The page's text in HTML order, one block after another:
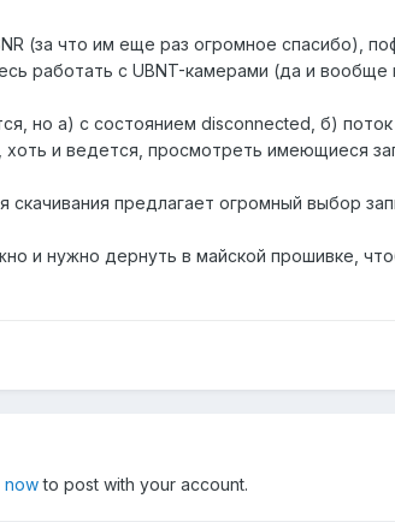
(за что им еще раз огромное спасибо),
работать с UBNT-камерами (да и
но а) с состоянием disconnected, б)
хоть и ведется, просмотреть имеющиеся
скачивания предлагает огромный выбор
и нужно дернуть в майской прошивке,
nowto post with your account.